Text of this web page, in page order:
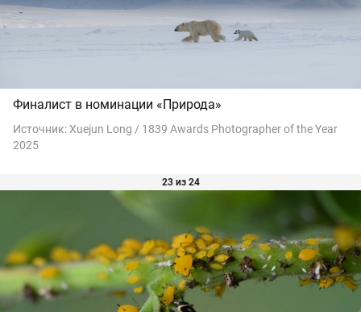
Финалист в номинации «Природа»
Источник:Xuejun Long / 1839 Awards Photographer of the Year
2025
23 из 24